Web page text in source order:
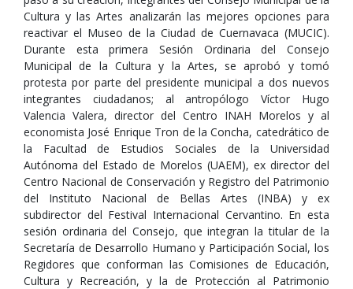
Cultura y las Artes analizarán las mejores opciones para
reactivar el Museo de la Ciudad de Cuernavaca (MUCIC).
Durante esta primera Sesión Ordinaria del Consejo
Municipal de la Cultura y la Artes, se aprobó y tomó
protesta por parte del presidente municipal a dos nuevos
integrantes ciudadanos; al antropólogo Víctor Hugo
Valencia Valera, director del Centro INAH Morelos y al
economista José Enrique Tron de la Concha, catedrático de
la Facultad de Estudios Sociales de la Universidad
Autónoma del Estado de Morelos (UAEM), ex director del
Centro Nacional de Conservación y Registro del Patrimonio
del Instituto Nacional de Bellas Artes (INBA) y ex
subdirector del Festival Internacional Cervantino. En esta
sesión ordinaria del Consejo, que integran la titular de la
Secretaría de Desarrollo Humano y Participación Social, los
Regidores que conforman las Comisiones de Educación,
Cultura y Recreación, y la de Protección al Patrimonio